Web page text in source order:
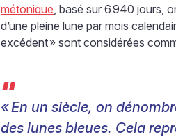
métonique, basé sur 6940 jours,
d’une pleine lune par mois
excédent» sont considérées
“
«En un siècle, on
des lunes bleues. Cela